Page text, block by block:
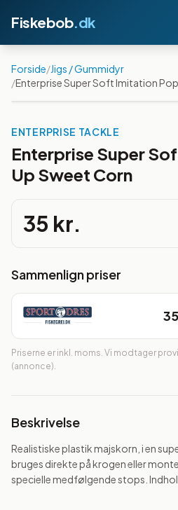
Fiskebob.dk
Forside/Jigs / Gummidyr
/Enterprise Super Soft Imitation
ENTERPRISE TACKLE
Enterprise Super
Up Sweet Corn
35 kr.
Sammenlign priser
Priserne er inkl. moms. Vi modtager
(annonce).
Beskrivelse
Realistiske plastik majskorn, i en
bruges direkte på krogen eller
specielle medfølgende stops.